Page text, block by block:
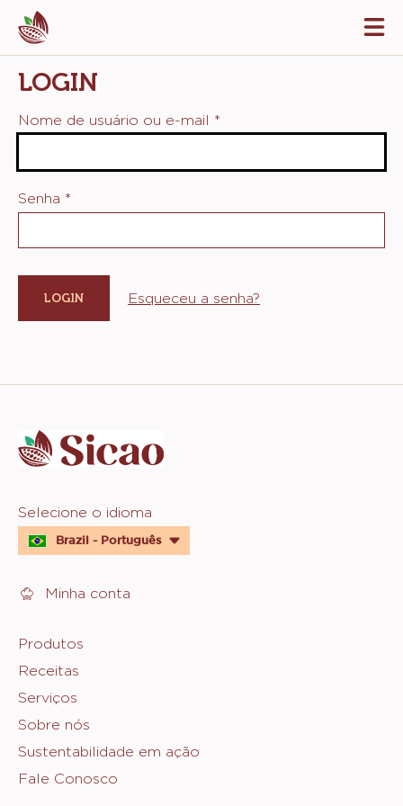
Skip
to
main
content
LOGIN
Nome de usuário ou e-mail *
Senha *
Esqueceu a senha?
info
Website
quick
links
Selecione o idioma
Brazil - Português
Minha conta
Footer
Sicao
Produtos
Receitas
Serviços
Sobre nós
Sustentabilidade em ação
Fale Conosco